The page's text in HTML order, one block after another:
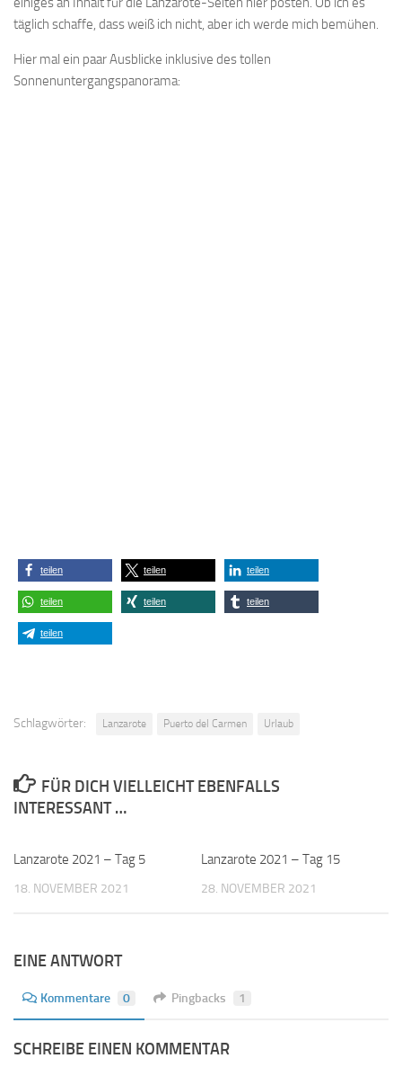
täglich schaffe, dass weiß ich nicht, aber ich werde mich bemühen.
Hier mal ein paar Ausblicke inklusive des tollen
Sonnenuntergangspanorama:
teilen teilen teilen
teilen teilen teilen
teilen
Schlagwörter: Lanzarote Puerto del Carmen Urlaub
FÜR DICH VIELLEICHT EBENFALLS
INTERESSANT …
Lanzarote 2021 – Tag 5
18. NOVEMBER 2021
Lanzarote 2021 – Tag 15
28. NOVEMBER 2021
EINE ANTWORT
Kommentare 0 Pingbacks 1
SCHREIBE EINEN KOMMENTAR